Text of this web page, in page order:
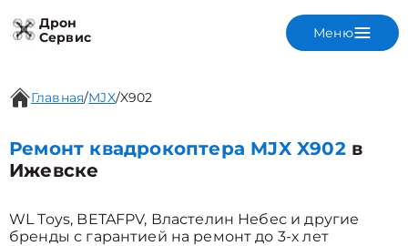
Дрон
Сервис
Меню
Главная/MJX/X902
Ремонт квадрокоптера MJX X902в
Ижевске
WL Toys, BETAFPV, Властелин Небес и другие
бренды с гарантией на ремонт до 3-х лет